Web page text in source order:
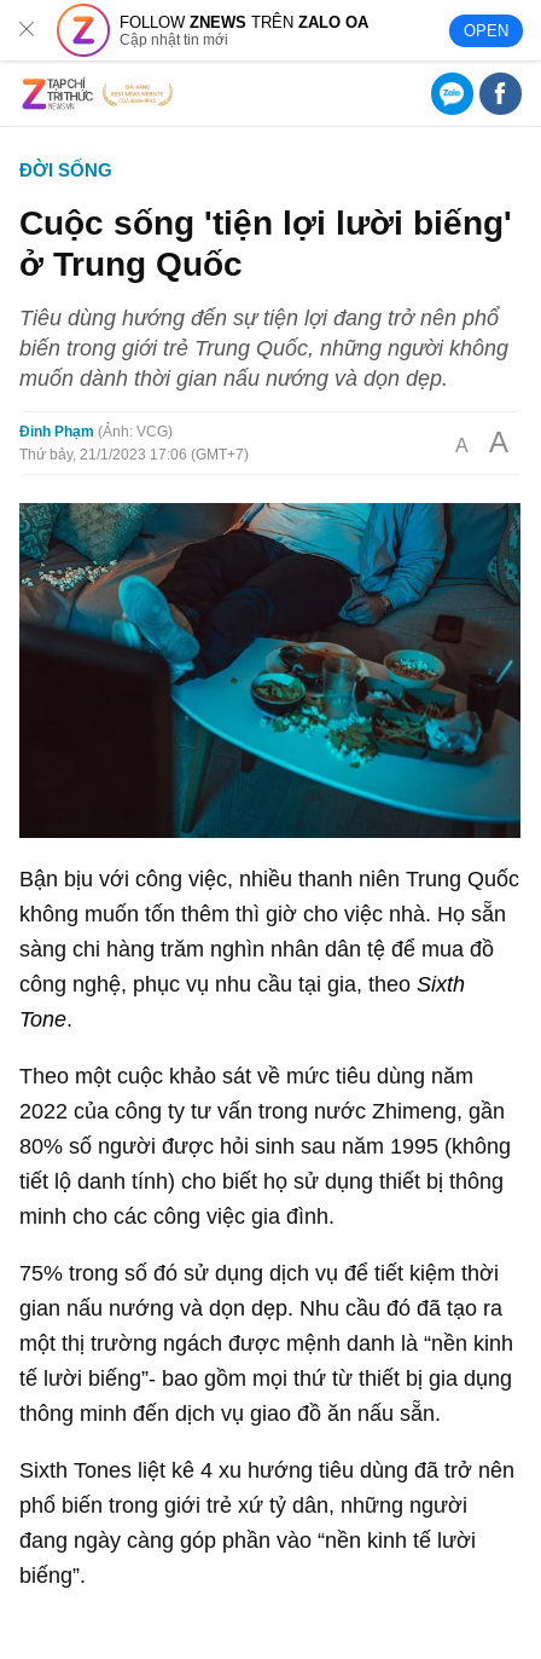
FOLLOWZNEWS TRÊNZALO OA
Cập nhật tin mới OPEN
ĐỜI SỐNG
Cuộc sống 'tiện lợi lười biếng'
ở Trung Quốc
Tiêu dùng hướng đến sự tiện lợi đang trở nên phổ
biến trong giới trẻ Trung Quốc, những người không
muốn dành thời gian nấu nướng và dọn dẹp.
Đinh Phạm Ảnh: VCG
Thứ bảy, 21/1/2023 17:06 (GMT+7)
A A
Bận bịu với công việc, nhiều thanh niên Trung Quốc
không muốn tốn thêm thì giờ cho việc nhà. Họ sẵn
sàng chi hàng trăm nghìn nhân dân tệ để mua đồ
công nghệ, phục vụ nhu cầu tại gia, theoSixth
Tone.
Theo một cuộc khảo sát về mức tiêu dùng năm
2022 của công ty tư vấn trong nước Zhimeng, gần
80% số người được hỏi sinh sau năm 1995 (không
tiết lộ danh tính) cho biết họ sử dụng thiết bị thông
minh cho các công việc gia đình.
75% trong số đó sử dụng dịch vụ để tiết kiệm thời
gian nấu nướng và dọn dẹp. Nhu cầu đó đã tạo ra
một thị trường ngách được mệnh danh là “nền kinh
tế lười biếng”- bao gồm mọi thứ từ thiết bị gia dụng
thông minh đến dịch vụ giao đồ ăn nấu sẵn.
Sixth Tones liệt kê 4 xu hướng tiêu dùng đã trở nên
phổ biến trong giới trẻ xứ tỷ dân, những người
đang ngày càng góp phần vào “nền kinh tế lười
biếng”.